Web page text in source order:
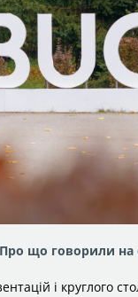
Про що говорили на
і круглого